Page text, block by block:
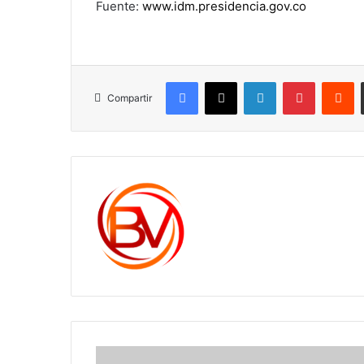
Fuente: www.idm.presidencia.gov.co
Compartir
Facebook
X LinkedInPinterest